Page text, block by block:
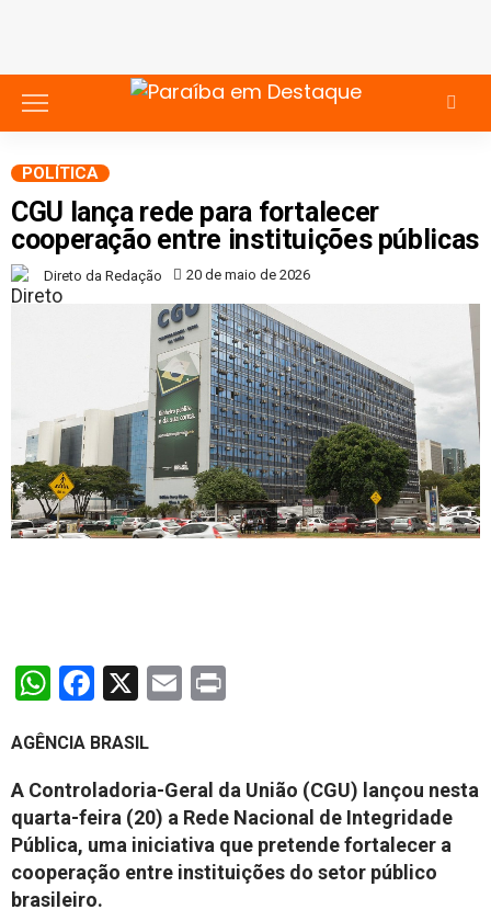
POLÍTICA
CGU lança rede para fortalecer
cooperação entre instituições públicas
Direto da Redação 20 de maio de 2026
WhatsApp
Facebook
X Email
AGÊNCIA BRASIL
A Controladoria-Geral da União (CGU) lançou nesta
quarta-feira (20) a Rede Nacional de Integridade
Pública, uma iniciativa que pretende fortalecer a
cooperação entre instituições do setor público
brasileiro.